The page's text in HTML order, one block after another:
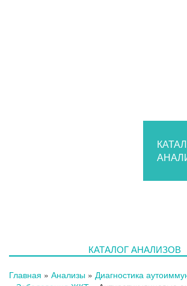
КАТАЛОГ АНАЛИЗОВ
Главная » Анализы » Диагностика